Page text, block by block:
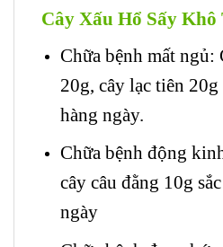
Cây Xấu Hổ Sấy
Chữa bệnh mất
20g, cây lạc tiên 20g
hàng ngày.
Chữa bệnh động
cây câu đằng 10g
ngày